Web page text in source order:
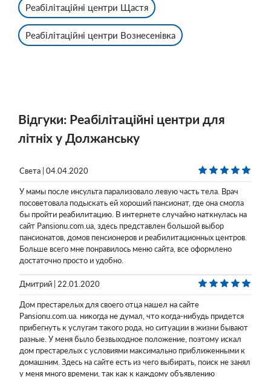
Реабілітаційні центри Щастя
Реабілітаційні центри Вознесенівка
Відгуки: Реабілітаційні центри для
літніх у Должанську
Света | 04.04.2020
У мамы после инсульта парализовало левую часть тела. Врач
посоветовала подыскать ей хороший пансионат, где она смогла
бы пройти реабилитацию. В интернете случайно наткнулась на
сайт Pansionu.com.ua, здесь представлен большой выбор
пансионатов, домов пенсионеров и реабилитационных центров.
Больше всего мне понравилось меню сайта, все оформлено
достаточно просто и удобно.
Дмитрий | 22.01.2020
Дом престарелых для своего отца нашел на сайте
Pansionu.com.ua. никогда не думал, что когда-нибудь придется
прибегнуть к услугам такого рода, но ситуации в жизни бывают
разные. У меня было безвыходное положение, поэтому искал
дом престарелых с условиями максимально приближенными к
домашним. Здесь на сайте есть из чего выбирать, поиск не занял
у меня много времени, так как к каждому объявлению